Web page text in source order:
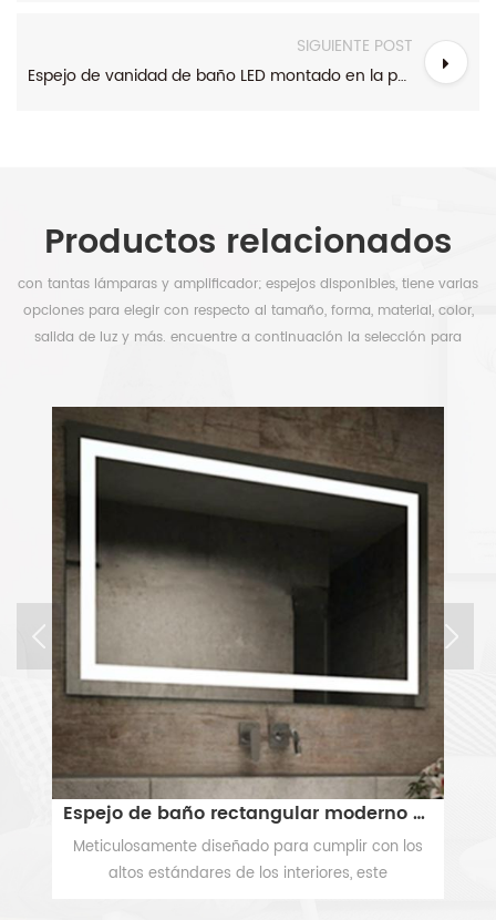
SIGUIENTE POST
Espejo de vanidad de baño LED montado en la pared sin marco con luces
Productos relacionados
con tantas lámparas y amplificador; espejos disponibles, tiene varias
opciones para elegir con respecto al tamaño, forma, material, color,
salida de luz y más. encuentre a continuación la selección para
Retroiluminados espejo del baño
Este a contraluz espejo de vanidad añade brillo y
estilo a la decoración de cualquier cuarto de